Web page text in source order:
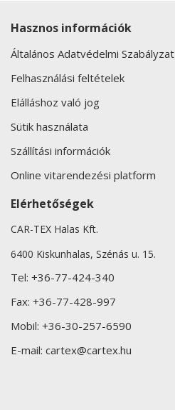
Hasznos információk
Általános Adatvédelmi Szabályzat
Felhasználási feltételek
Elálláshoz való jog
Sütik használata
Szállítási információk
Online vitarendezési platform
Elérhetőségek
CAR-TEX Halas Kft.
6400 Kiskunhalas, Szénás u. 15.
Tel: +36-77-424-340
Fax: +36-77-428-997
Mobil: +36-30-257-6590
E-mail: cartex@cartex.hu